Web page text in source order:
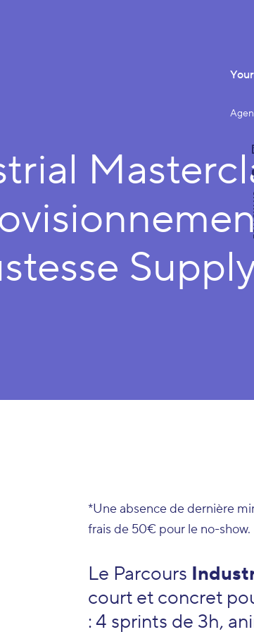
*Une absence de dernière
frais de 50€ pour le no-show.
Le Parcours
court et concret
: 4 sprints de 3h,